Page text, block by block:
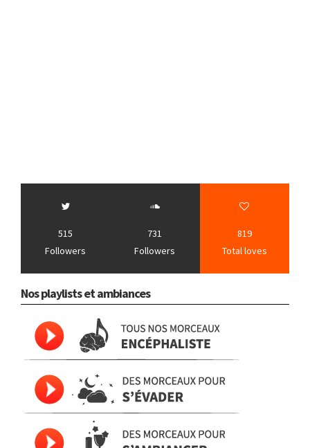
515
Followers
731
Followers
819
Total loves
Nos playlists et ambiances